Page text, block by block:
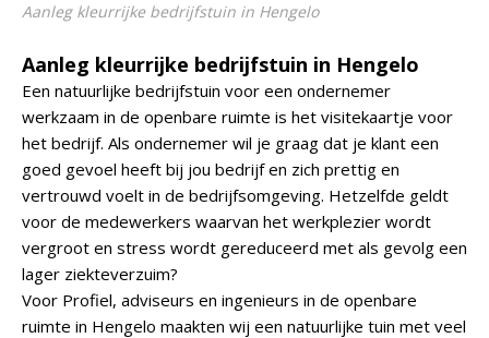
Aanleg kleurrijke bedrijfstuin in Hengelo
Aanleg kleurrijke bedrijfstuin in Hengelo
Een natuurlijke bedrijfstuin voor een ondernemer
werkzaam in de openbare ruimte is het visitekaartje voor
het bedrijf. Als ondernemer wil je graag dat je klant een
goed gevoel heeft bij jou bedrijf en zich prettig en
vertrouwd voelt in de bedrijfsomgeving. Hetzelfde geldt
voor de medewerkers waarvan het werkplezier wordt
vergroot en stress wordt gereduceerd met als gevolg een
lager ziekteverzuim?
Voor Profiel, adviseurs en ingenieurs in de openbare
ruimte in Hengelo maakten wij een natuurlijke tuin met veel